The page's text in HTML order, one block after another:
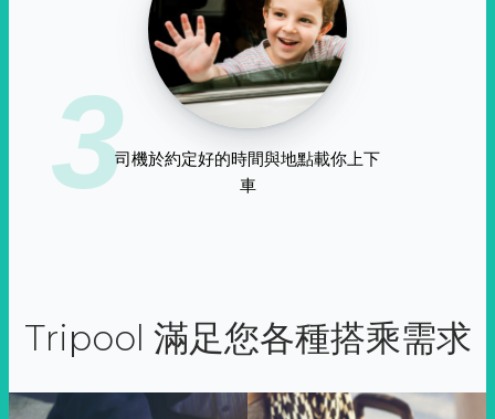
3司機於約定好的時間與地點載你上下
車
Tripool 滿足您各種搭乘需求